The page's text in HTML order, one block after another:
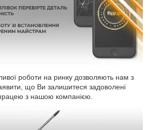
роботи на ринку дозволяють нам з
що Ви залишитеся задоволені
з нашою компанією.